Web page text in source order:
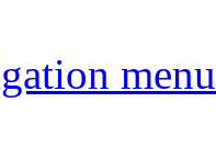
menu